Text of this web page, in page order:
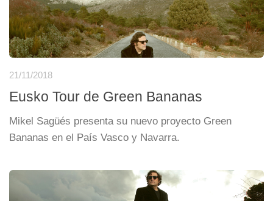
21/11/2018
Eusko Tour de Green Bananas
Mikel Sagüés presenta su nuevo proyecto Green
Bananas en el País Vasco y Navarra.